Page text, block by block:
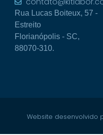
Rua Lucas Boiteux, 57 -
Estreito
Florianópolis - SC,
88070-310.
Website desenvolvido